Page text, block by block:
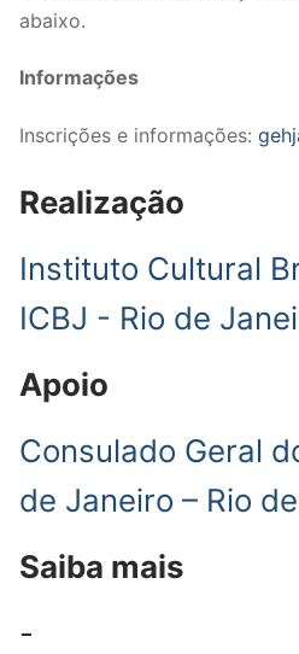
abaixo.
Informações
Inscrições e informações:
Realização
Instituto Cultural
ICBJ - Rio de
Apoio
Consulado Geral
de Janeiro – Rio
Saiba mais
-